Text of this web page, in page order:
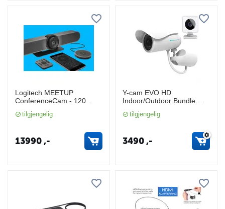
Logitech MEETUP
ConferenceCam - 120
tilgjengelig
13990,-
Y-cam EVO HD
Indoor/Outdoor Bundle
tilgjengelig
3490,-